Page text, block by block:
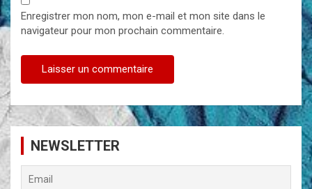
Enregistrer mon nom, mon e-mail et mon site dans le
navigateur pour mon prochain commentaire.
NEWSLETTER